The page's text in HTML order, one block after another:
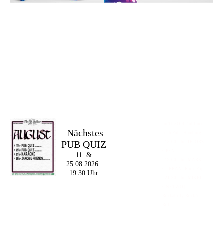
Nächstes
PUB QUIZ
11. &
25.08.2026 |
19:30 Uhr